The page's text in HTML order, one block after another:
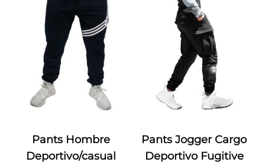
Pants Hombre
Deportivo/casual
Pants Jogger Cargo
Deportivo Fugitive